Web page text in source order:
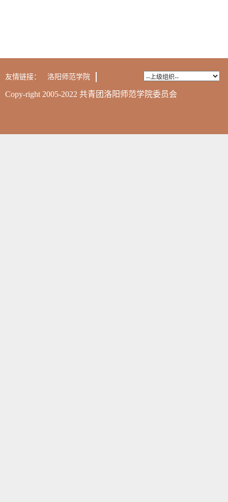
友情链接： 洛阳师范学院
Copy-right 2005-2022 共青团洛阳师范学院委员会